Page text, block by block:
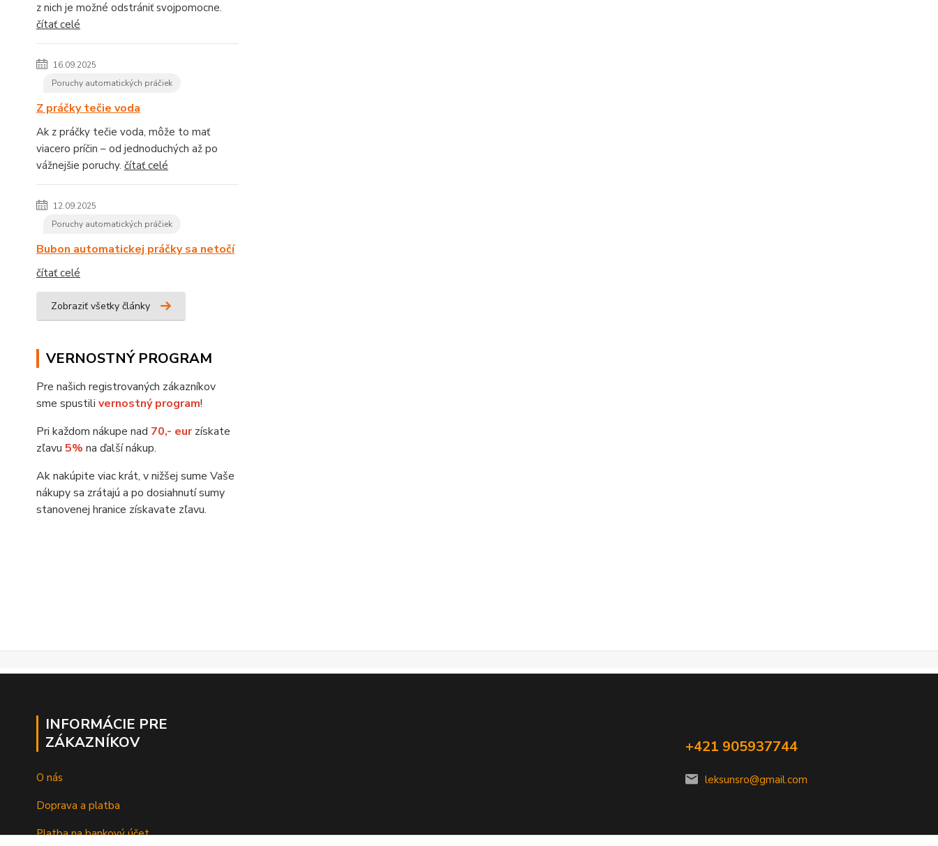
z nich je možné odstrániť svojpomocne.
čítať celé
16.09.2025
Poruchy automatických práčiek
Z práčky tečie voda
Ak z práčky tečie voda, môže to mať
viacero príčin – od jednoduchých až po
vážnejšie poruchy. čítať celé
12.09.2025
Poruchy automatických práčiek
Bubon automatickej práčky sa netočí
čítať celé
Zobraziť všetky články
VERNOSTNÝ PROGRAM
Pre našich registrovaných zákazníkov
sme spustili vernostný program!
Pri každom nákupe nad 70,- eurzískate
zľavu 5% na ďalší nákup.
Ak nakúpite viac krát, v nižšej sume Vaše
nákupy sa zrátajú a po dosiahnutí sumy
stanovenej hranice získavate zľavu.
INFORMÁCIE PRE
ZÁKAZNÍKOV
O nás
Doprava a platba
Platba na bankový účet
+421 905937744
leksunsro@gmail.com